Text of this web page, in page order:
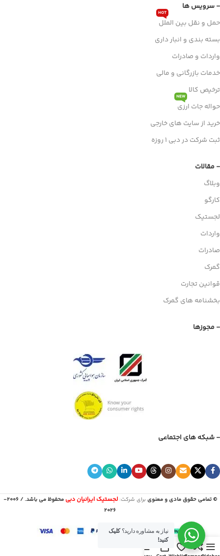
- سرویس ها
حمل و نقل بین الملل
HOT
بسته بندی و انبار داری
واردات و صادرات
خدمات بازرگانی و مالی
ترخیص کالا
حواله جات ارزی
NEW
خرید از سایت های خارجی
ثبت شرکت در دبی 1 روزه
- مقالات
وبلاگ
کارگو
لجستیک
واردات
صادرات
گمرک
قوانین تجارت
بخشنامه های گمرک
- مجوزها
- شبکه های اجتماعی
© تمامی حقوق مادی و معنوی برای شرکت:لجستیک ایرانیان دبی
محفوظ می باشد. / 2006-
2026
نیاز به مشاوره دارید؟کلیک
کنید!